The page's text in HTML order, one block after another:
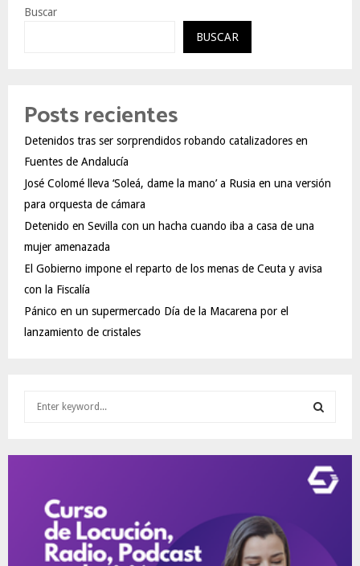
Buscar
BUSCAR
Posts recientes
Detenidos tras ser sorprendidos robando catalizadores en
Fuentes de Andalucía
José Colomé lleva ‘Soleá, dame la mano’ a Rusia en una versión
para orquesta de cámara
Detenido en Sevilla con un hacha cuando iba a casa de una
mujer amenazada
El Gobierno impone el reparto de los menas de Ceuta y avisa
con la Fiscalía
Pánico en un supermercado Día de la Macarena por el
lanzamiento de cristales
E